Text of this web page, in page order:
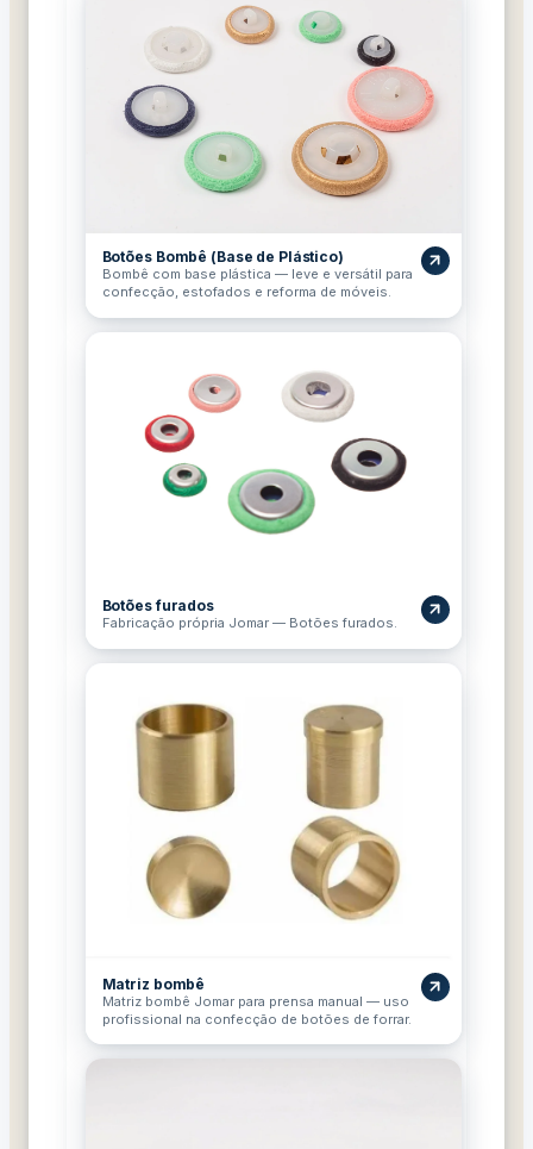
Botões Bombê (Base de Plástico)
Bombê com base plástica — leve e versátil para
confecção, estofados e reforma de móveis.
Botões furados
Fabricação própria Jomar — Botões furados.
Matriz bombê
Matriz bombê Jomar para prensa manual — uso
profissional na confecção de botões de forrar.